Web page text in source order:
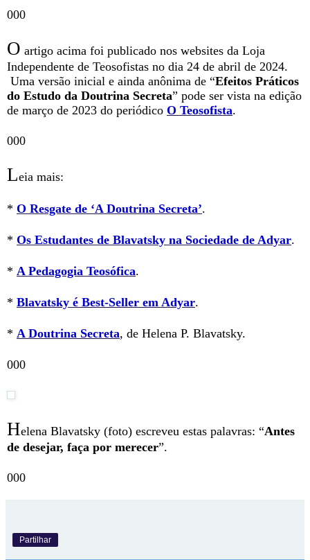
000
O artigo acima foi publicado nos websites da Loja
Independente de Teosofistas no dia 24 de abril de 2024.
Uma versão inicial e ainda anônima de “Efeitos Práticos
do Estudo da Doutrina Secreta” pode ser vista na edição
de março de 2023 do periódico O Teosofista.
000
Leia mais:
* O Resgate de ‘A Doutrina Secreta’.
* Os Estudantes de Blavatsky na Sociedade de Adyar.
* A Pedagogia Teosófica.
* Blavatsky é Best-Seller em Adyar.
* A Doutrina Secreta, de Helena P. Blavatsky.
000
Helena Blavatsky (foto) escreveu estas palavras: “Antes
de desejar, faça por merecer”.
000
Partilhar